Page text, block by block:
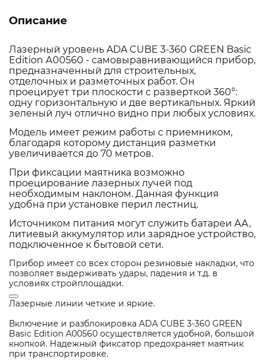
Описание
Лазерный уровень ADA CUBE 3-360 GREEN Basic
Edition А00560 - самовыравнивающийся прибор,
предназначенный для строительных,
отделочных и разметочных работ. Он
проецирует три плоскости с разверткой 360°:
одну горизонтальную и две вертикальных. Яркий
зеленый луч отлично видно при любых условиях.
Модель имеет режим работы с приемником,
благодаря которому дистанция разметки
увеличивается до 70 метров.
При фиксации маятника возможно
проецирование лазерных лучей под
необходимым наклоном. Данная функция
удобна при установке перил лестниц.
Источником питания могут служить батареи АА,
литиевый аккумулятор или зарядное устройство,
подключенное к бытовой сети.
Прибор имеет со всех сторон резиновые накладки, что
позволяет выдерживать удары, падения и т.д. в
условиях стройплощадки.
Лазерные линии четкие и яркие.
Включение и разблокировка ADA CUBE 3-360 GREEN
Basic Edition А00560 осуществляется удобной, большой
кнопкой. Надежный фиксатор предохраняет маятник
при транспортировке.